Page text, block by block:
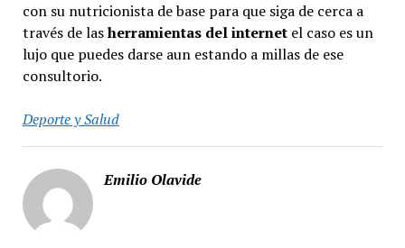
con su nutricionista de base para que siga de cerca a
través de lasherramientas del internetel caso es un
lujo que puedes darse aun estando a millas de ese
consultorio.
Deporte y Salud
Emilio Olavide